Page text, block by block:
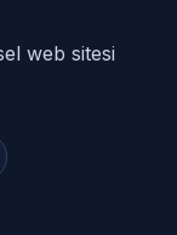
web sitesi